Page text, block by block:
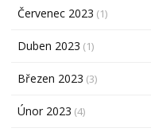
Červenec 2023 (1)
Duben 2023 (1)
Březen 2023 (3)
Únor 2023 (4)